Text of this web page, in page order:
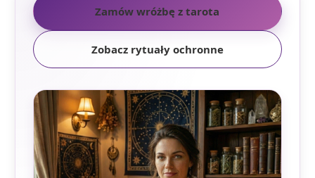
Zamów wróżbę z tarota
Zobacz rytuały ochronne